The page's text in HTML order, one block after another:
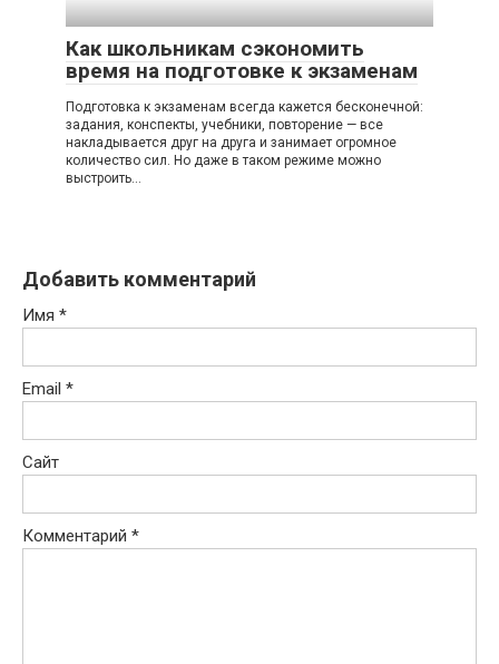
Как школьникам сэкономить
время на подготовке к экзаменам
Подготовка к экзаменам всегда кажется бесконечной:
задания, конспекты, учебники, повторение — все
накладывается друг на друга и занимает огромное
количество сил. Но даже в таком режиме можно
выстроить…
Добавить комментарий
Имя *
Email *
Сайт
Комментарий *